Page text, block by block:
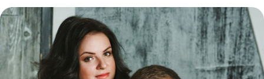
+7 (495) 744 74 20
Позвоните нам по телефону:
Или заполните форму